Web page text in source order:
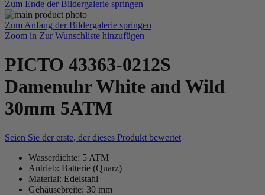
Zum Ende der Bildergalerie springen
Zum Anfang der Bildergalerie springen
Zoom in Zur Wunschliste hinzufügen
PICTO 43363-0212S
Damenuhr White and Wild
30mm 5ATM
Seien Sie der erste, der dieses Produkt bewertet
Wasserdichte: 5 ATM
Antrieb: Batterie (Quarz)
Material: Edelstahl
Gehäusebreite: 30 mm